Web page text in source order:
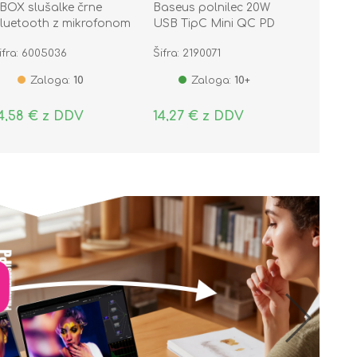
slušalke črne
z mikrofonom
6005036
Zaloga: 10
€ z DDV
Baseus polnilec 20W
USB TipC Mini QC PD
Šifra: 2190071
Zaloga: 10+
14,27 € z DDV